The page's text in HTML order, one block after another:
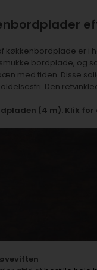
køkkenbordplade er i
bordplade, og
med tiden. Disse
Den
(4 m). Klik